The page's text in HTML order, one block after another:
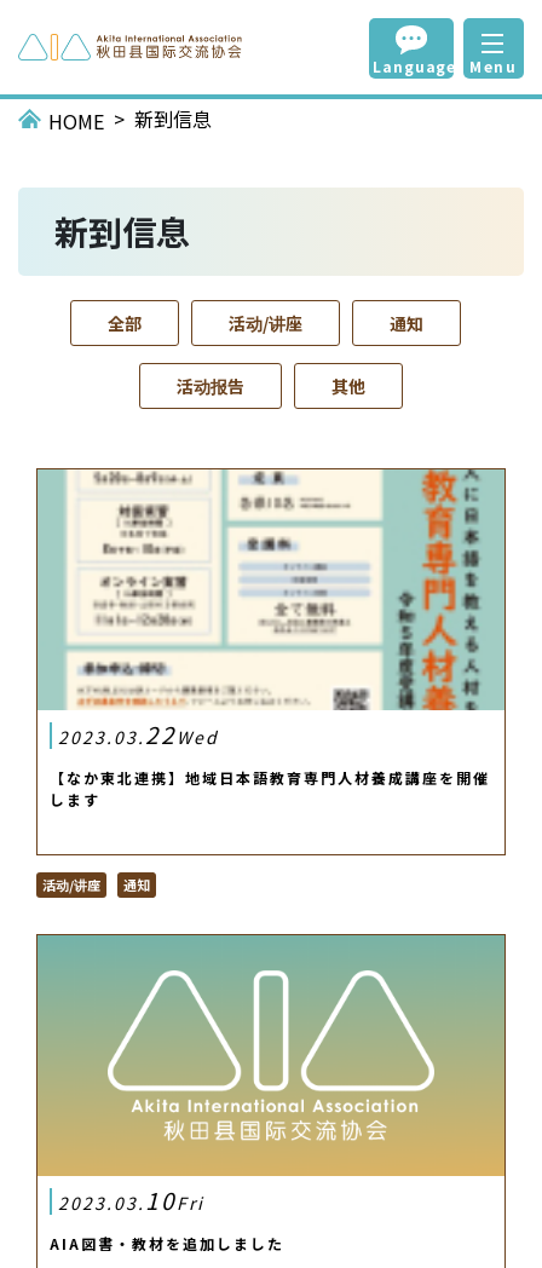
Language Menu
HOME 新到信息
新到信息
全部 活动/讲座 通知
活动报告 其他
2023.03. 22Wed
【なか東北連携】地域日本語教育専門人材養成講座を開催
します
活动/讲座 通知
2023.03. 10Fri
AIA図書・教材を追加しました